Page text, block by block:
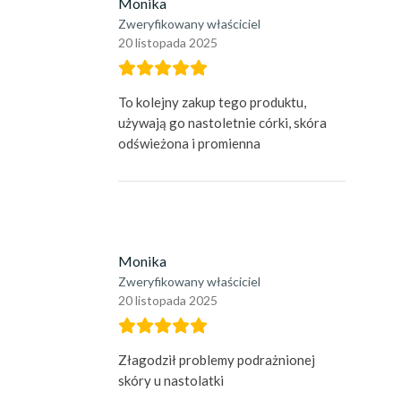
Monika
Zweryfikowany właściciel
20 listopada 2025
To kolejny zakup tego produktu,
używają go nastoletnie córki, skóra
odświeżona i promienna
Monika
Zweryfikowany właściciel
20 listopada 2025
Złagodził problemy podrażnionej
skóry u nastolatki